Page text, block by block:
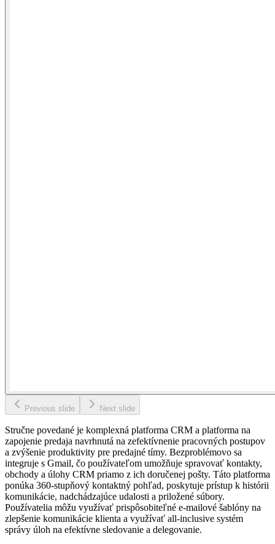
Previous slide Next slide
Stručne povedané je komplexná platforma CRM a platforma na
zapojenie predaja navrhnutá na zefektívnenie pracovných postupov
a zvýšenie produktivity pre predajné tímy. Bezproblémovo sa
integruje s Gmail, čo používateľom umožňuje spravovať kontakty,
obchody a úlohy CRM priamo z ich doručenej pošty. Táto platforma
ponúka 360-stupňový kontaktný pohľad, poskytuje prístup k histórii
komunikácie, nadchádzajúce udalosti a priložené súbory.
Používatelia môžu využívať prispôsobiteľné e-mailové šablóny na
zlepšenie komunikácie klienta a využívať all-inclusive systém
správy úloh na efektívne sledovanie a delegovanie.